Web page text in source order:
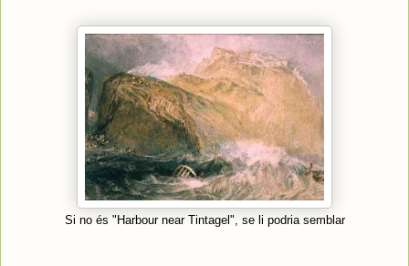
Si no és "Harbour near Tintagel", se li podria semblar